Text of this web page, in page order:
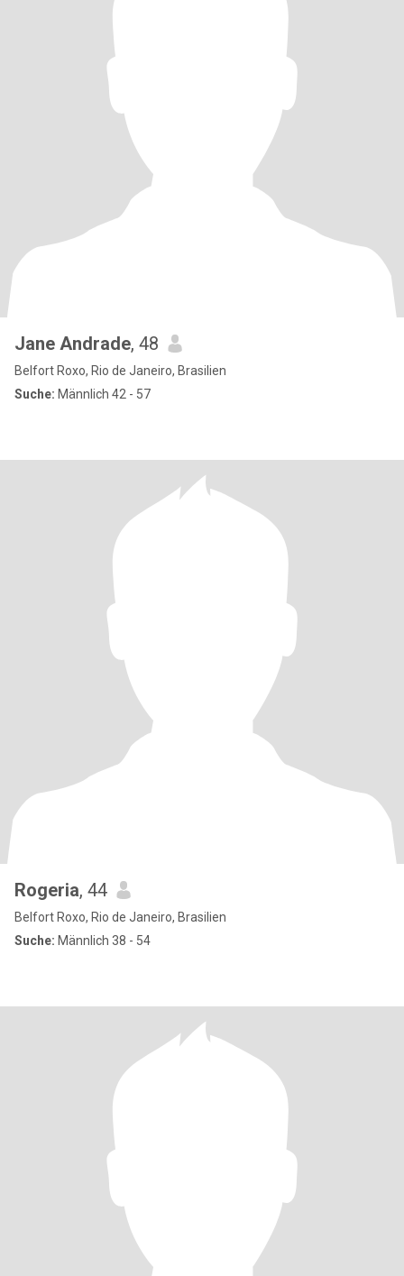
Jane Andrade, 48
Belfort Roxo, Rio de Janeiro, Brasilien
Suche: Männlich 42 - 57
Rogeria, 44
Belfort Roxo, Rio de Janeiro, Brasilien
Suche: Männlich 38 - 54